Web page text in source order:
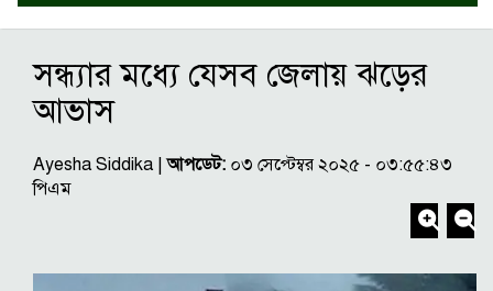
সন্ধ্যার মধ্যে যেসব জেলায় ঝড়ের
আভাস
Ayesha Siddika |আপডেট: ০৩ সেপ্টেম্বর ২০২৫ - ০৩:৫৫:৪৩
পিএম